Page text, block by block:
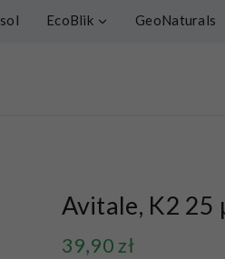
EcoBlik GeoNaturals
Avitale, K2 25
39,90 zł